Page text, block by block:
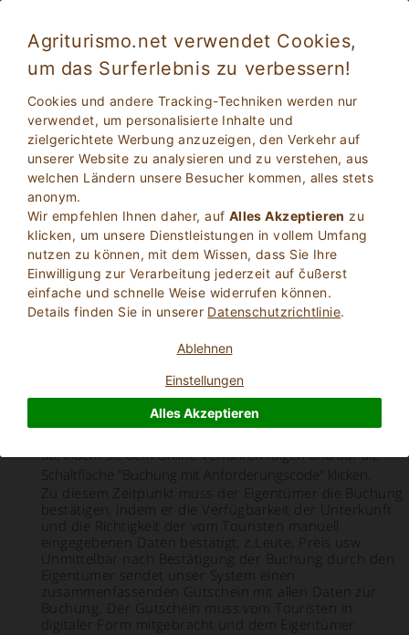
Agriturismo.net verwendet Cookies,
um das Surferlebnis zu verbessern!
Cookies und andere Tracking-Techniken werden nur
verwendet, um personalisierte Inhalte und
zielgerichtete Werbung anzuzeigen, den Verkehr auf
unserer Website zu analysieren und zu verstehen, aus
welchen Ländern unsere Besucher kommen, alles stets
anonym.
Wir empfehlen Ihnen daher, auf Alles Akzeptieren zu
klicken, um unsere Dienstleistungen in vollem Umfang
nutzen zu können, mit dem Wissen, dass Sie Ihre
Einwilligung zur Verarbeitung jederzeit auf čußerst
einfache und schnelle Weise widerrufen können.
Details finden Sie in unserer Datenschutzrichtlinie.
Ablehnen
Einstellungen
Alles Akzeptieren
SERVICE LEVEL GARANTIE
Buchungs- und Zahlungsbedingungen.
Kunden, die über die www.agriturismo.net
oder eine der
Websites des 4tourist-Netzwerks buchen möchten, können
ihre Reservierung direkt online auf Agriturismo.net oder über
eine der 4tourist-Networking-Websites bestätigen.
Buchungen können auch telefonisch über unser
Buchungscenter während der Geschäftszeit vorgenommen
werden Stunden (9-13 Uhr und 14-18 Uhr) (GMT 1) direkt
bei unserem Reiseveranstalter 4tourist.net
Touristen, die ihre Buchung auf der Website Agriturismo.net
oder im 4tourist-Netzwerk bestätigen möchten, können:
Buchung über Anforderungscode
Sie eine Verfügbarkeitsanfrage stellen, füllen Sie das
Formular aus, um die direkte Kommunikation mit dem
ab, indem Sie dem Online-Verfahren folgen und auf die
Schaltfläche "Buchung mit Anforderungscode" klicken.
Zu diesem Zeitpunkt muss der Eigentümer die Buchung
bestätigen, indem er die Verfügbarkeit der Unterkunft
und die Richtigkeit der vom Touristen manuell
eingegebenen Daten bestätigt, z.Leute, Preis usw.
Unmittelbar nach Bestätigung der Buchung durch den
Eigentümer sendet unser System einen
zusammenfassenden Gutschein mit allen Daten zur
Buchung. Der Gutschein muss vom Touristen in
digitaler Form mitgebracht und dem Eigentümer